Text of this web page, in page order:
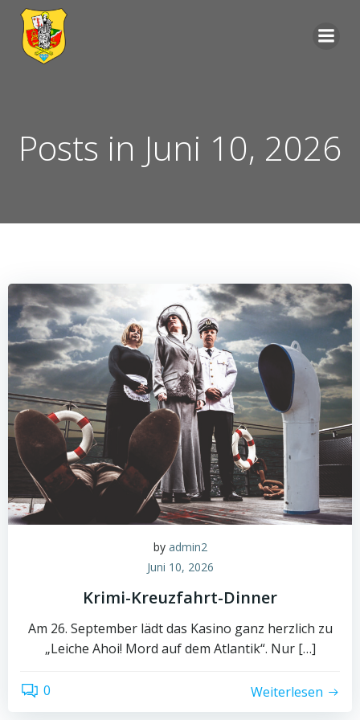
Posts in Juni 10, 2026
by admin2
Juni 10, 2026
Krimi-Kreuzfahrt-Dinner
Am 26. September lädt das Kasino ganz herzlich zu
„Leiche Ahoi! Mord auf dem Atlantik“. Nur […]
0 Weiterlesen